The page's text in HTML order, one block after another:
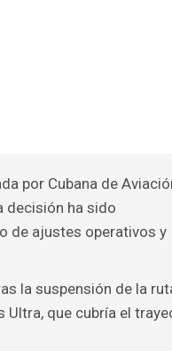
por Cubana de
decisión ha sido
de ajustes operativos y
la suspensión de la
Ultra, que cubría el